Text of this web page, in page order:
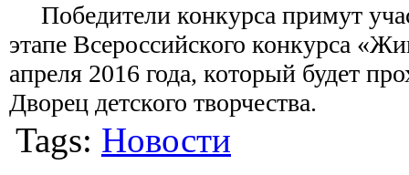
Победители конкурса примут
этапе Всероссийского конкурса
апреля 2016 года, который будет
Дворец детского творчества.
Tags: Новости